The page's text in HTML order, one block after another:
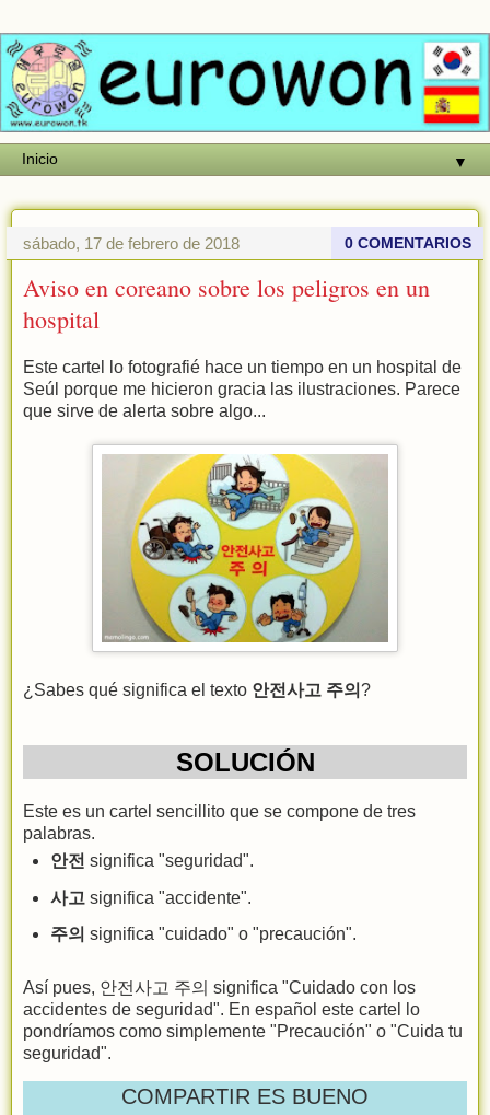
▼
sábado, 17 de febrero de 2018 0 COMENTARIOS
Aviso en coreano sobre los peligros en un
hospital
Este cartel lo fotografié hace un tiempo en un hospital de
Seúl porque me hicieron gracia las ilustraciones. Parece
que sirve de alerta sobre algo...
¿Sabes qué significa el texto 안전사고 주의 ?
SOLUCIÓN
Este es un cartel sencillito que se compone de tres
palabras.
안전 significa "seguridad".
사고 significa "accidente".
주의 significa "cuidado" o "precaución".
Así pues, 안전사고 주의 significa "Cuidado con los
accidentes de seguridad". En español este cartel lo
pondríamos como simplemente "Precaución" o "Cuida tu
seguridad".
COMPARTIR ES BUENO